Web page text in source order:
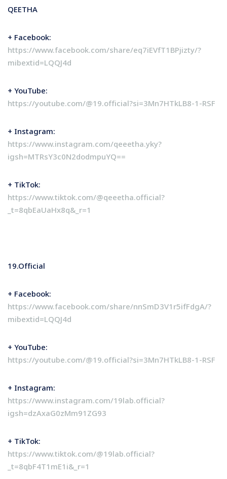
QEETHA
+ Facebook:
https://www.facebook.com/share/eq7iEVfT1BPjizty/?
mibextid=LQQJ4d
+ YouTube:
https://youtube.com/@19.official?si=3Mn7HTkLB8-1-RSF
+ Instagram:
https://www.instagram.com/qeeetha.yky?
igsh=MTRsY3c0N2dodmpuYQ==
+ TikTok:
https://www.tiktok.com/@qeeetha.official?
_t=8qbEaUaHx8q&_r=1
19.Official
+ Facebook:
https://www.facebook.com/share/nnSmD3V1r5ifFdgA/?
mibextid=LQQJ4d
+ YouTube:
https://youtube.com/@19.official?si=3Mn7HTkLB8-1-RSF
+ Instagram:
https://www.instagram.com/19lab.official?
igsh=dzAxaG0zMm91ZG93
+ TikTok:
https://www.tiktok.com/@19lab.official?
_t=8qbF4T1mE1i&_r=1